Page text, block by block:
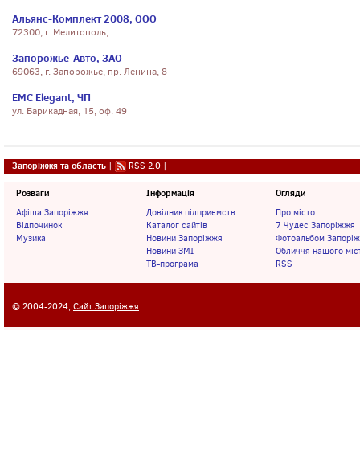
Альянс-Комплект 2008, ООО
72300, г. Мелитополь, ...
Запорожье-Авто, ЗАО
69063, г. Запорожье, пр. Ленина, 8
EMC Elegant, ЧП
ул. Барикадная, 15, оф. 49
Запоріжжя та область | RSS 2.0 |
Розваги
Афіша Запоріжжя
Відпочинок
Музика
Інформація
Довідник підприємств
Каталог сайтів
Новини Запоріжжя
Новини ЗМІ
ТВ-програма
Огляди
Про місто
7 Чудес Запоріжжя
Фотоальбом
Обличчя нашого
RSS
© 2004-2024, Сайт Запоріжжя.